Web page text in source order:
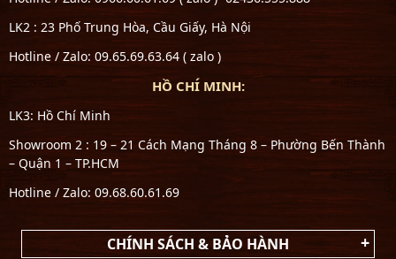
LK2 : 23 Phố Trung Hòa, Cầu Giấy, Hà Nội
Hotline / Zalo: 09.65.69.63.64 ( zalo )
HỒ CHÍ MINH:
LK3: Hồ Chí Minh
Showroom 2 : 19 – 21 Cách Mạng Tháng 8 – Phường Bến Thành
– Quận 1 – TP.HCM
Hotline / Zalo: 09.68.60.61.69
CHÍNH SÁCH & BẢO HÀNH